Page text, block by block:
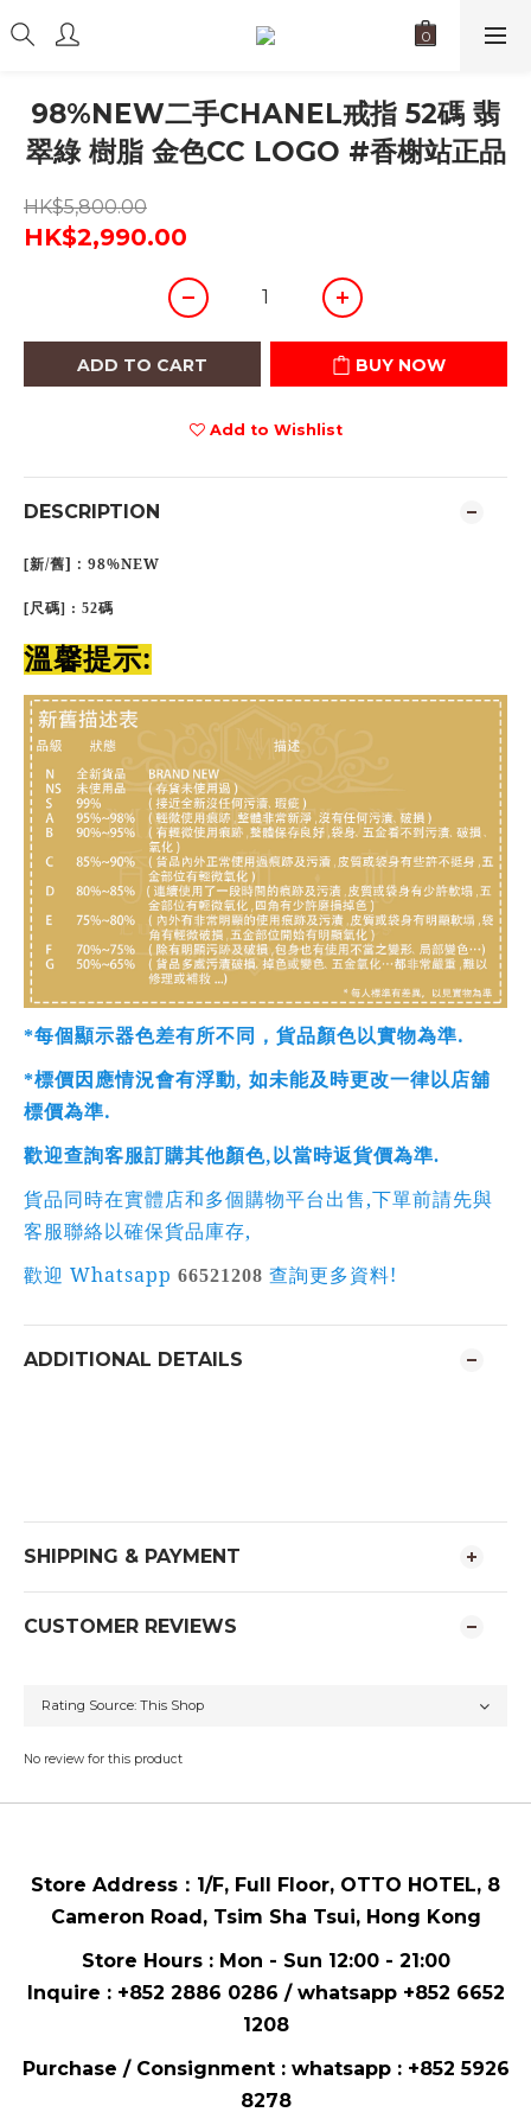
98%NEW二手CHANEL戒指 52碼 翡
翠綠 樹脂 金色CC LOGO #香榭站正品
HK$5,800.00
HK$2,990.00
ADD TO CART BUY NOW
Add to Wishlist
DESCRIPTION
[新/舊] : 98%NEW
[尺碼] : 52碼
溫馨提示:
*每個顯示器色差有所不同，貨品顏色以實物為準.
*標價因應情況會有浮動, 如未能及時更改一律以店舖
標價為準.
歡迎查詢客服訂購其他顏色, 以當時返貨價為準.
貨品同時在實體店和多個購物平台出售 ,下單前請先與
客服聯絡以確保貨品庫存,
歡迎 Whatsapp 66521208 查詢更多資料!
ADDITIONAL DETAILS
SHIPPING & PAYMENT
CUSTOMER REVIEWS
No review for this product
Store Address： 1/F, Full Floor, OTTO HOTEL, 8
Cameron Road, Tsim Sha Tsui, Hong Kong
Store Hours : Mon - Sun 12:00 - 21:00
Inquire : +852 2886 0286 / whatsapp +852 6652
1208
Purchase / Consignment : whatsapp : +852 5926
8278